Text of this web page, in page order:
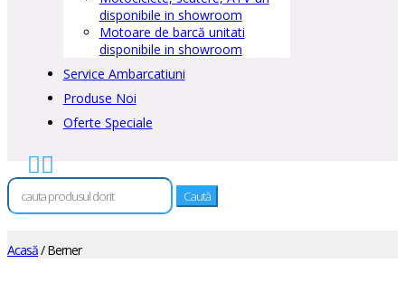
disponibile in showroom
Motoare de barcă unitati
disponibile in showroom
Service Ambarcatiuni
Produse Noi
Oferte Speciale
 
Caută
după:
Acasă/ Berner